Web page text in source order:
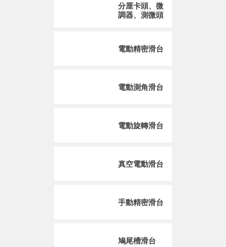
分厘卡頭、微
調器、測微頭
電動精密滑台
電動測角滑台
電動旋轉滑台
真空電動滑台
手動精密滑台
鳩尾槽滑台